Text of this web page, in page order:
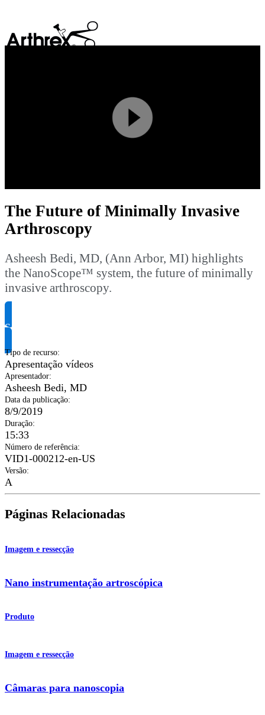
Play
Video
The Future of Minimally Invasive
Arthroscopy
Asheesh Bedi, MD, (Ann Arbor, MI) highlights
the NanoScope™ system, the future of minimally
invasive arthroscopy.
Solicite informação do produto
Tipo de recurso:
Apresentação vídeos
Apresentador:
Asheesh Bedi, MD
Data da publicação:
8/9/2019
Duração:
15:33
Número de referência:
VID1-000212-en-US
Versão:
A
Páginas Relacionadas
Imagem e ressecção
Nano instrumentação artroscópica
Produto
Imagem e ressecção
Câmaras para nanoscopia